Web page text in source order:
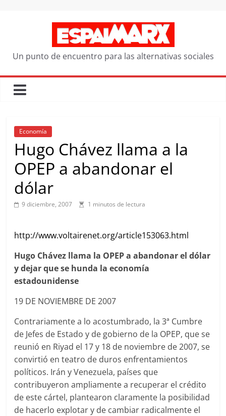
Un punto de encuentro para las alternativas sociales
Economía
Hugo Chávez llama a la
OPEP a abandonar el
dólar
9 diciembre, 2007 1 minutos de lectura
http://www.voltairenet.org/article153063.html
Hugo Chávez llama la OPEP a abandonar el dólar
y dejar que se hunda la economía
estadounidense
19 DE NOVIEMBRE DE 2007
Contrariamente a lo acostumbrado, la 3ª Cumbre
de Jefes de Estado y de gobierno de la OPEP, que se
reunió en Riyad el 17 y 18 de noviembre de 2007, se
convirtió en teatro de duros enfrentamientos
políticos. Irán y Venezuela, países que
contribuyeron ampliamente a recuperar el crédito
de este cártel, plantearon claramente la posibilidad
de hacerlo explotar y de cambiar radicalmente el